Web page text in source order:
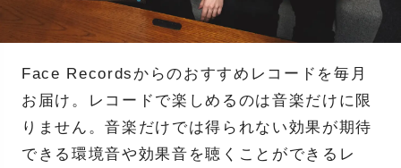
Face Recordsからのおすすめレコードを毎月
お届け。レコードで楽しめるのは音楽だけに限
りません。音楽だけでは得られない効果が期待
できる環境音や効果音を聴くことができるレ